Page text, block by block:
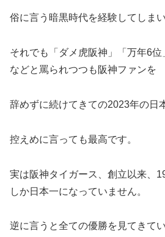
俗に言う暗黒時代を経験してしま
それでも「ダメ虎阪神」「万年6位
などと罵られつつも阪神ファンを
辞めずに続けてきての2023年の日
控えめに言っても最高です。
実は阪神タイガース、創立以来、
しか日本一になっていません。
逆に言うと全ての優勝を見てきて